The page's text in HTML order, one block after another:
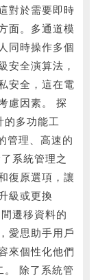
對於需要即時
面。多通道模
同時操作多個
安全演算法，
安全，這在電
慮因素。 探
多功能工
管理、高速的
系統管理之
復原選項，讓
級或更換
遷移資料的
愛思助手用戶
來個性化他們
除了系統管